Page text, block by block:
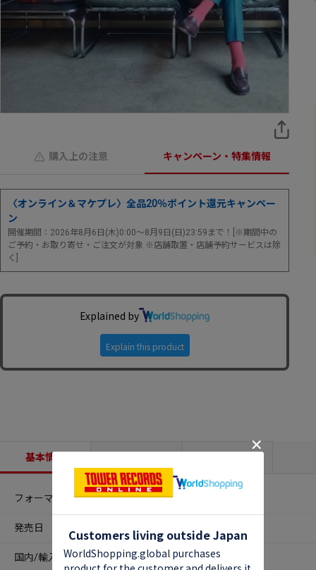
購入上の注意 キャンペーン・特集情報
〈オンライン＆マケプレ〉全品20％ポイント還元キャンペー
ン
開催期間：2026年8月6日(木)0:00～8月9日(日)23:59まで！[※期間中の
ご予約・お取り寄せ・ご注文が対象 ※店舗取置・店舗予約サービスは除
く]
基本情報
フォーマット CDアルバム
発売日 2026年01月30日
国内/輸入 輸入